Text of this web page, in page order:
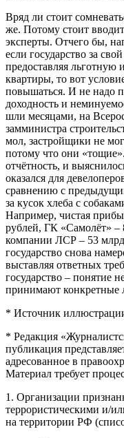
Вряд ли стоит
же. Потому стоит
эксперты. Отчего бы,
если государство за
предоставляя льготную
квартиры, то вот
повышаться. И не надо
доходность и
шли месяцами, на
замминистра
мол, застройщики не
потому что они
отчётность, и
оказался для
сравнению с
за кусок хлеба с
Например, чистая
рублей, ГК «Самолёт»
компании ЛСР – 53
государство снова
выставляя ответных
государство – понятие
принимают конкретные
* Источник
* Редакция
публикация
адресованное в
Материал требует
1. Организации
террористическими и/
на территории РФ